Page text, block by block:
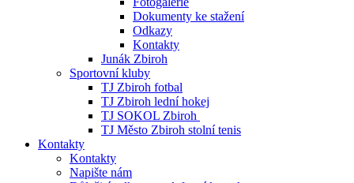
Dokumenty ke stažení
Odkazy
Kontakty
Junák Zbiroh
Sportovní kluby
TJ Zbiroh fotbal
TJ Zbiroh lední hokej
TJ SOKOL Zbiroh
TJ Město Zbiroh stolní tenis
Kontakty
Kontakty
Napište nám